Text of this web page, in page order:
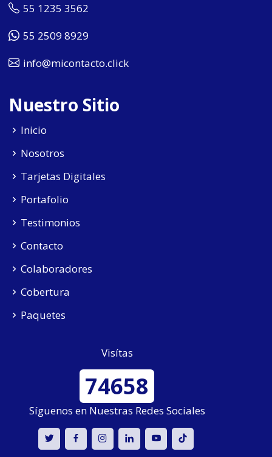
55 1235 3562
55 2509 8929
info@micontacto.click
Nuestro Sitio
Inicio
Nosotros
Tarjetas Digitales
Portafolio
Testimonios
Contacto
Colaboradores
Cobertura
Paquetes
Visítas
74658
Síguenos en Nuestras Redes Sociales